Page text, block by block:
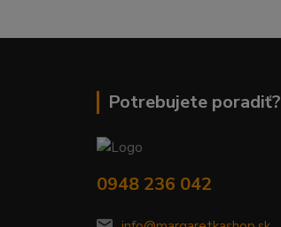
Potrebujete poradiť?
0948 236 042